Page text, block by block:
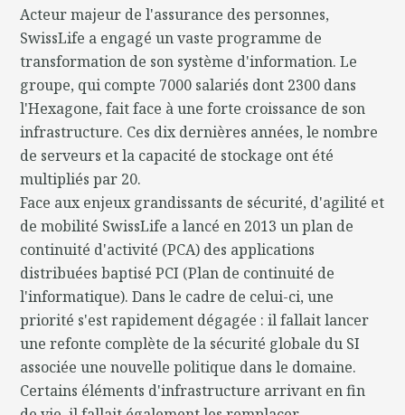
Acteur majeur de l'assurance des personnes,
SwissLife a engagé un vaste programme de
transformation de son système d'information. Le
groupe, qui compte 7000 salariés dont 2300 dans
l'Hexagone, fait face à une forte croissance de son
infrastructure. Ces dix dernières années, le nombre
de serveurs et la capacité de stockage ont été
multipliés par 20.
Face aux enjeux grandissants de sécurité, d'agilité et
de mobilité SwissLife a lancé en 2013 un plan de
continuité d'activité (PCA) des applications
distribuées baptisé PCI (Plan de continuité de
l'informatique). Dans le cadre de celui-ci, une
priorité s'est rapidement dégagée : il fallait lancer
une refonte complète de la sécurité globale du SI
associée une nouvelle politique dans le domaine.
Certains éléments d'infrastructure arrivant en fin